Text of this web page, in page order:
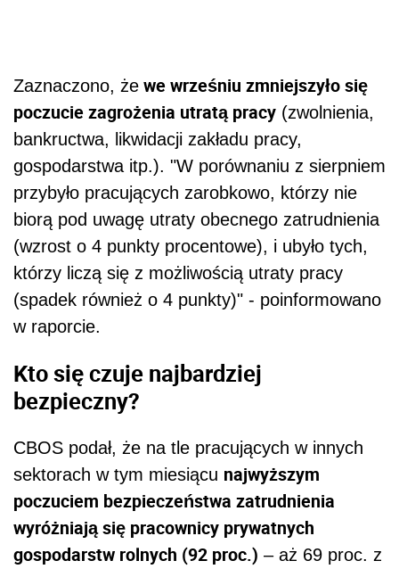
Zaznaczono, że we wrześniu zmniejszyło się
poczucie zagrożenia utratą pracy (zwolnienia,
bankructwa, likwidacji zakładu pracy,
gospodarstwa itp.). "W porównaniu z sierpniem
przybyło pracujących zarobkowo, którzy nie
biorą pod uwagę utraty obecnego zatrudnienia
(wzrost o 4 punkty procentowe), i ubyło tych,
którzy liczą się z możliwością utraty pracy
(spadek również o 4 punkty)" - poinformowano
w raporcie.
Kto się czuje najbardziej
bezpieczny?
CBOS podał, że na tle pracujących w innych
sektorach w tym miesiącu najwyższym
poczuciem bezpieczeństwa zatrudnienia
wyróżniają się pracownicy prywatnych
gospodarstw rolnych (92 proc.) – aż 69 proc. z